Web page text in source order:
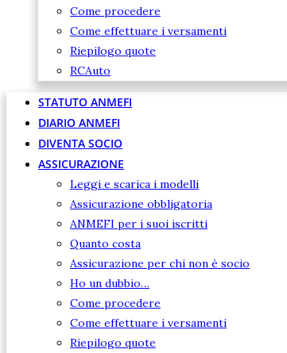
Come procedere
Come effettuare i versamenti
Riepilogo quote
RCAuto
STATUTO ANMEFI
DIARIO ANMEFI
DIVENTA SOCIO
ASSICURAZIONE
Leggi e scarica i modelli
Assicurazione obbligatoria
ANMEFI per i suoi iscritti
Quanto costa
Assicurazione per chi non è socio
Ho un dubbio…
Come procedere
Come effettuare i versamenti
Riepilogo quote